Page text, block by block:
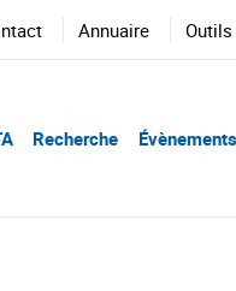
Annuaire
Recherche Évènements